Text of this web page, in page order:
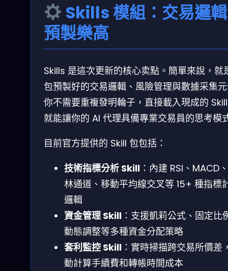
Skills 模組：交易邏
預製樂高
Skills 是這次更新的核心卖點。簡單來說，就
包預製好的交易邏輯、風險管理與數據采集
你不需要重複發明輪子，直接載入現成的
就能讓你的 AI 代理具備專業交易員的思考模
目前官方提供的 Skill 包包括：
技術指標分析 Skill ：內建 RSI、MACD
林通道、移動平均線交叉等 15+ 種指標
邏輯
資金管理 Skill ：支援凱莉公式、固定比
動態調整等多種資金分配策略
套利監控 Skill ：實時掃描跨交易所價差
動計算手續費和轉帳時間成本